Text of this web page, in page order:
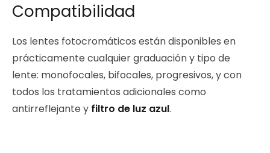
Compatibilidad
Los lentes fotocromáticos están disponibles en
prácticamente cualquier graduación y tipo de
lente: monofocales, bifocales, progresivos, y con
todos los tratamientos adicionales como
antirreflejante y filtro de luz azul.